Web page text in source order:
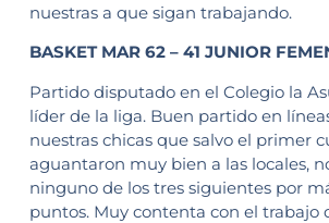
nuestras a que sigan trabajando.
BASKET MAR 62 – 41 JUNIOR
Partido disputado en el Colegio la
líder de la liga. Buen partido en
nuestras chicas que salvo el primer
aguantaron muy bien a las locales,
ninguno de los tres siguientes por
puntos. Muy contenta con el trabajo